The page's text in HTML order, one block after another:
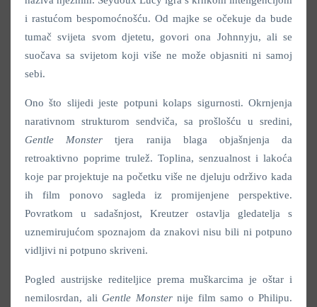
i rastućom bespomoćnošću. Od majke se očekuje da bude
tumač svijeta svom djetetu, govori ona Johnnyju, ali se
suočava sa svijetom koji više ne može objasniti ni samoj
sebi.
Ono što slijedi jeste potpuni kolaps sigurnosti. Okrnjenja
narativnom strukturom sendviča, sa prošlošću u sredini,
Gentle Monster tjera ranija blaga objašnjenja da
retroaktivno poprime trulež. Toplina, senzualnost i lakoća
koje par projektuje na početku više ne djeluju održivo kada
ih film ponovo sagleda iz promijenjene perspektive.
Povratkom u sadašnjost, Kreutzer ostavlja gledatelja s
uznemirujućom spoznajom da znakovi nisu bili ni potpuno
vidljivi ni potpuno skriveni.
Pogled austrijske rediteljice prema muškarcima je oštar i
nemilosrdan, ali Gentle Monsternije film samo o Philipu.